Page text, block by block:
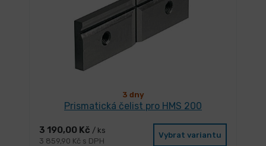
3 dny
Prismatická čelist pro HMS 200
3 190,00 Kč / ks
3 859,90 Kč s DPH
Vybrat variantu